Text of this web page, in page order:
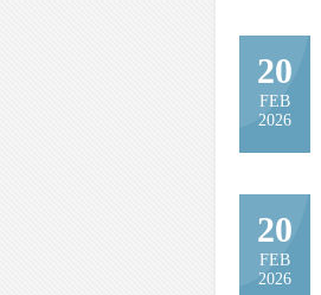
20
FEB
2026
20
FEB
2026